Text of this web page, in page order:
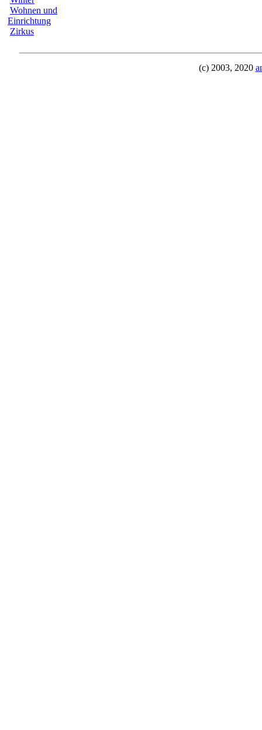
Wohnen und
Einrichtung
Zirkus
(c) 2003, 2020